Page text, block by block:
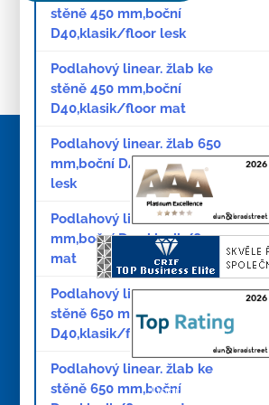
stěně 450 mm,boční
D40,klasik/floor lesk
Podlahový linear. žlab ke
stěně 450 mm,boční
D40,klasik/floor mat
Podlahový linear. žlab 650
mm,boční D40,klasik/floor
lesk
Podlahový linear. žlab 650
mm,boční D40,klasik/floor
mat
Podlahový linear. žlab ke
stěně 650 mm,boční
D40,klasik/floor lesk
Podlahový linear. žlab ke
stěně 650 mm,bočníDoprava a platba